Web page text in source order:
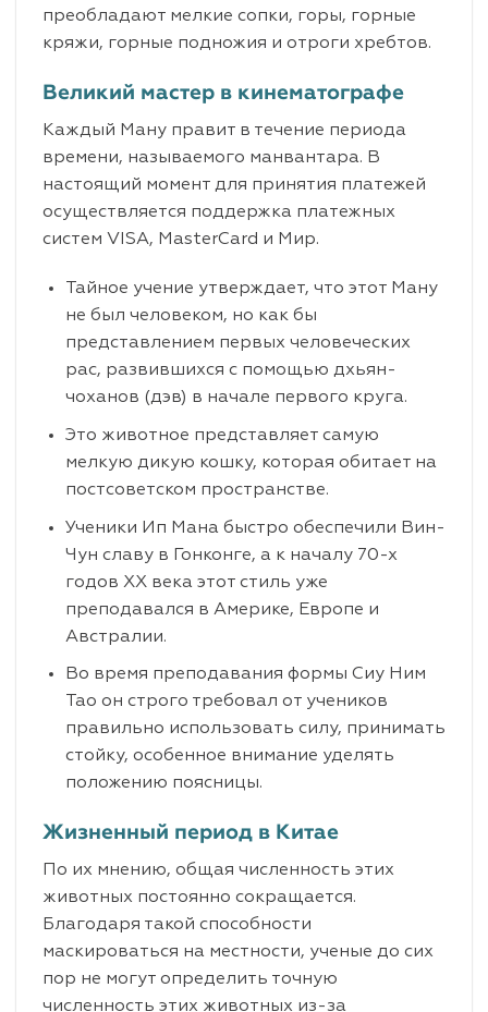
преобладают мелкие сопки, горы, горные
кряжи, горные подножия и отроги хребтов.
Великий мастер в кинематографе
Каждый Ману правит в течение периода
времени, называемого манвантара. В
настоящий момент для принятия платежей
осуществляется поддержка платежных
систем VISA, MasterCard и Мир.
Тайное учение утверждает, что этот Ману
не был человеком, но как бы
представлением первых человеческих
рас, развившихся с помощью дхьян-
чоханов (дэв) в начале первого круга.
Это животное представляет самую
мелкую дикую кошку, которая обитает на
постсоветском пространстве.
Ученики Ип Мана быстро обеспечили Вин-
Чун славу в Гонконге, а к началу 70-х
годов XX века этот стиль уже
преподавался в Америке, Европе и
Австралии.
Во время преподавания формы Сиу Ним
Тао он строго требовал от учеников
правильно использовать силу, принимать
стойку, особенное внимание уделять
положению поясницы.
Жизненный период в Китае
По их мнению, общая численность этих
животных постоянно сокращается.
Благодаря такой способности
маскироваться на местности, ученые до сих
пор не могут определить точную
численность этих животных из-за